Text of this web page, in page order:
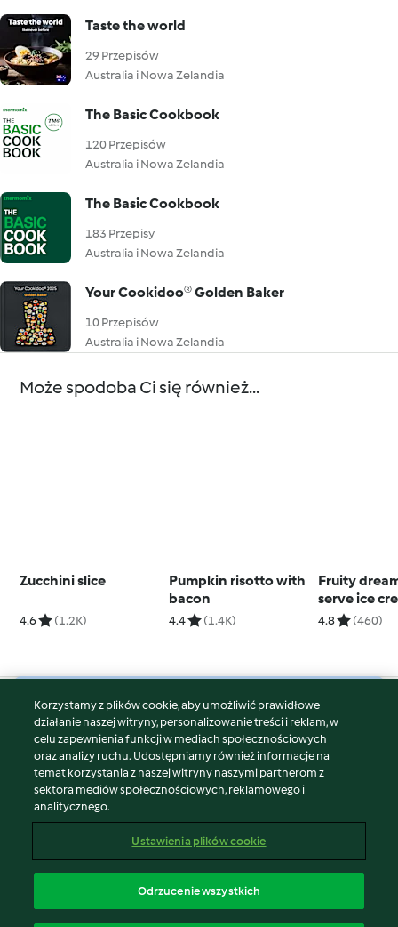
Taste the world
29 Przepisów
Australia i Nowa Zelandia
The Basic Cookbook
120 Przepisów
Australia i Nowa Zelandia
The Basic Cookbook
183 Przepisy
Australia i Nowa Zelandia
Your Cookidoo® Golden Baker
10 Przepisów
Australia i Nowa Zelandia
Może spodoba Ci się również...
Zucchini slice
4.6 (1.2K)
Pumpkin risotto with
bacon
4.4 (1.4K)
Fruity
serve ice
4.8 (460)
© Copyright 2026
Warunki korzystania
Polityka prywatności
Disclaimer
Znak wydawcy
Zgłoś treść
Oświadczenie o dostępności
Korzystamy z plików cookie, aby umożliwić prawidłowe
działanie naszej witryny, personalizowanie treści i reklam, w
celu zapewnienia funkcji w mediach społecznościowych
oraz analizy ruchu. Udostępniamy również informacje na
temat korzystania z naszej witryny naszymi partnerom z
sektora mediów społecznościowych, reklamowego i
analitycznego.
Ustawienia plików cookie
Odrzucenie wszystkich